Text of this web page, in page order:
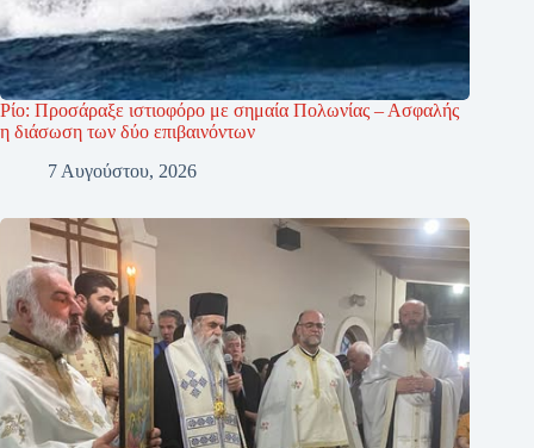
Ρίο: Προσάραξε ιστιοφόρο με σημαία Πολωνίας – Ασφαλής
η διάσωση των δύο επιβαινόντων
7 Αυγούστου, 2026